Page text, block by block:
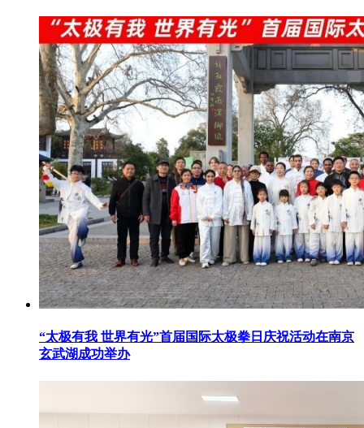
“太极有我 世界有光”首届国际太极拳日庆祝活动在南京
玄武湖成功举办